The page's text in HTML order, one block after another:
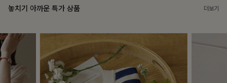
놓치기 아까운 특가 상품 더보기